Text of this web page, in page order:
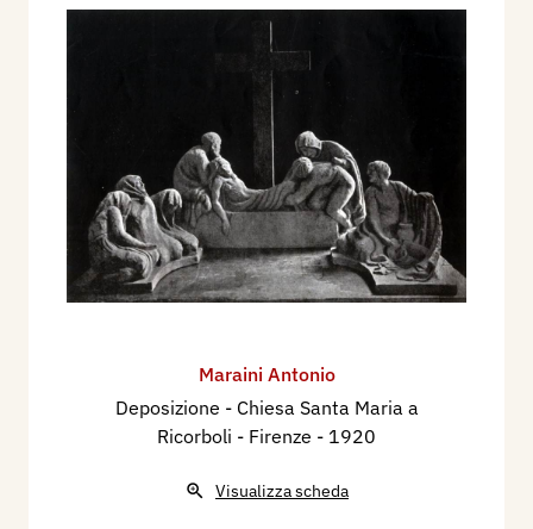
Maraini Antonio
Deposizione - Chiesa Santa Maria a
Ricorboli - Firenze - 1920
Visualizza scheda